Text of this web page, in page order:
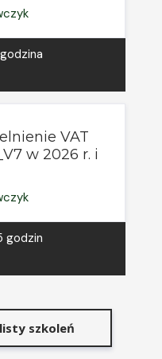
godzina
VAT
w 2026 r. i
godzin
szkoleń